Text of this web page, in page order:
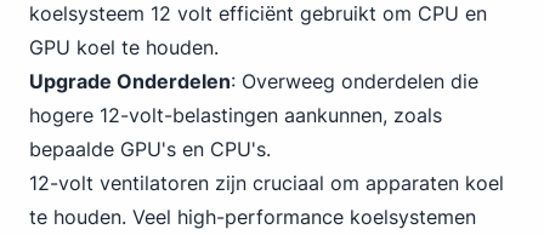
koelsysteem 12 volt efficiënt gebruikt om CPU en
GPU koel te houden.
Upgrade Onderdelen: Overweeg onderdelen die
hogere 12-volt-belastingen aankunnen, zoals
bepaalde GPU's en CPU's.
12-volt ventilatoren zijn cruciaal om apparaten koel
te houden. Veel high-performance koelsystemen